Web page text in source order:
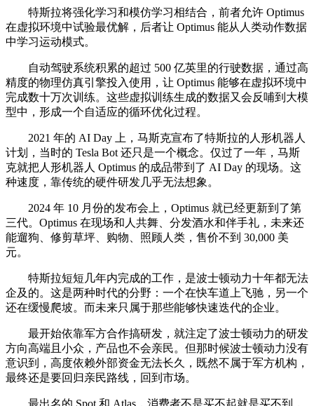
特斯拉将强化学习和模仿学习相结合，前者允许 Optimus
在虚拟环境中试验最优解，后者让 Optimus 能从人类动作数据
中学习运动模式。
自动驾驶系统积累的超过 500 亿英里的行驶数据，通过高
精度的物理仿真引擎投入使用，让 Optimus 能够在虚拟环境中
完成数十万次训练。这些虚拟训练生成的数据又会反哺到大模
型中，形成一个自适应的循环优化过程。
2021 年的 AI Day 上，马斯克宣布了特斯拉的人形机器人
计划，当时的 Tesla Bot 还只是一个概念。仅过了一年，马斯
克就把人形机器人 Optimus 的成品带到了 AI Day 的现场。这
种速度，靠传统的硬件研发几乎无法想象。
2024 年 10 月份的发布会上，Optimus 就已经更新到了第
三代。Optimus 在现场和人共舞、分发酒水和伴手礼，未来还
能遛狗、修剪草坪、购物、照顾人类，售价不到 30,000 美
元。
特斯拉短短几年内完成的工作，是波士顿动力十年都无法
企及的。这是两种时代的分野：一个在快车道上飞驰，另一个
还在缓慢爬坡。而未来只属于那些能够快速迭代的企业。
最开始依靠军方合作搞研发，就注定了波士顿动力的研发
方向高端且小众，产品也不会亲民。但那时候波士顿动力没有
意识到，高度依赖外部资金无法长久，既然不属于军方机构，
最终还是要回归亲民路线，回到市场。
最出名的 Spot 和 Atlas，消费者不是买不起就是买不到，